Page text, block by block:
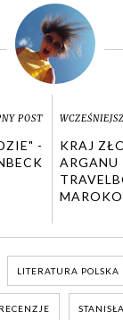
POST
-
KRAJ
ARGANU
MAROKO
LITERATURA POLSKA
RECENZJE